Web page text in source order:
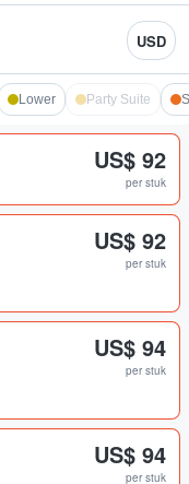
USD
Lower Party Suite
US$ 92
per stuk
US$ 92
per stuk
US$ 94
per stuk
US$ 94
per stuk